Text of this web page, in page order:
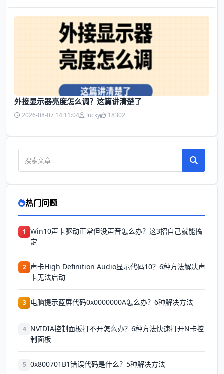
外接显示器亮度怎么调？这篇讲清楚了
2026-08-07 14:11:04 lucky 18302
热门问题
1 Win10声卡驱动正常但没声音怎么办？这3招自己就能搞
定
2 声卡High Definition Audio显示代码10？6种方法解决声
卡无法启动
3 电脑提示蓝屏代码0x0000000A怎么办？6种解决方法
4 NVIDIA控制面板打不开怎么办？6种方法快速打开N卡控
制面板
5 0x800701B1错误代码是什么？5种解决方法